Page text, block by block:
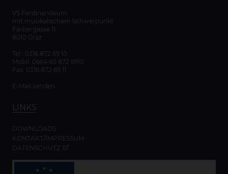
VS Ferdinandeum
mit musikalischem Schwerpunkt
Färbergasse 11
8010 Graz
Tel.: 0316 872 69 10
Mobil: 0664 60 872 6910
Fax: 0316 872 69 11
E-Mail senden
LINKS
DOWNLOADS
KONTAKT/IMPRESSUM
DATENSCHUTZ